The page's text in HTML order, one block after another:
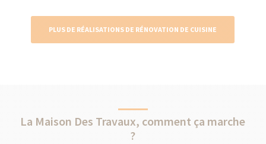
PLUS DE RÉALISATIONS DE RÉNOVATION DE CUISINE
La Maison Des Travaux, comment ça marche
?